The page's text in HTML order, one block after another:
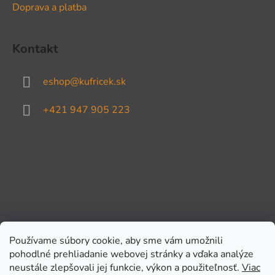
Používame súbory cookie, aby sme vám umožnili
pohodlné prehliadanie webovej stránky a vďaka analýze
neustále zlepšovali jej funkcie, výkon a použiteľnosť. Viac
Doprava a platba
Kontakt
eshop@kufricek.sk
+421 947 905 223
Prijímame online platby